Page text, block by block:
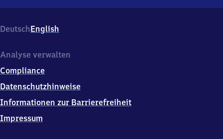
16,
5
5
7
Lissendorf
DeutschEnglish
Analyse verwalten
Compliance
Datenschutzhinweise
Informationen zur Barrierefreiheit
Impressum